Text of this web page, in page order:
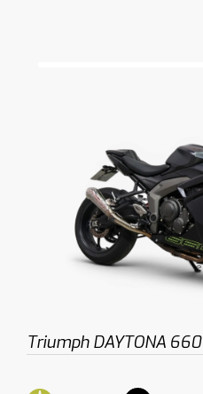
Triumph DAYTONA 660